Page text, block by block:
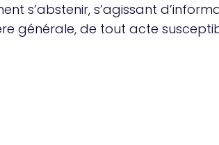
s’abstenir, s’agissant
générale, de tout acte